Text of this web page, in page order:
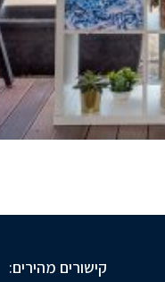
קישורים מהירים: